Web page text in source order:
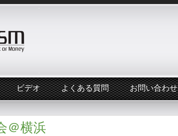
ビデオ よくある質問 お問い合わせ
＠横浜